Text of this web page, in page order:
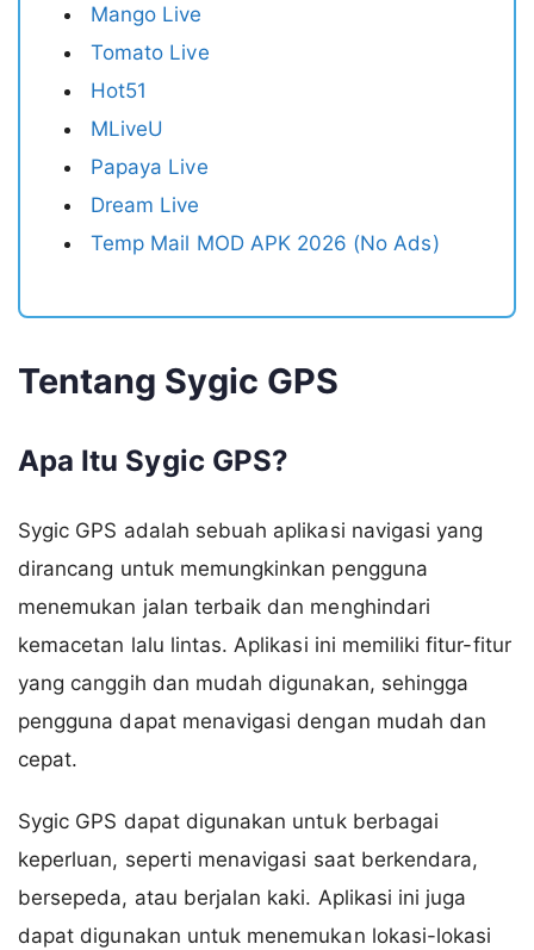
Mango Live
Tomato Live
Hot51
MLiveU
Papaya Live
Dream Live
Temp Mail MOD APK 2026 (No Ads)
Tentang Sygic GPS
Apa Itu Sygic GPS?
Sygic GPS adalah sebuah aplikasi navigasi yang
dirancang untuk memungkinkan pengguna
menemukan jalan terbaik dan menghindari
kemacetan lalu lintas. Aplikasi ini memiliki fitur-fitur
yang canggih dan mudah digunakan, sehingga
pengguna dapat menavigasi dengan mudah dan
cepat.
Sygic GPS dapat digunakan untuk berbagai
keperluan, seperti menavigasi saat berkendara,
bersepeda, atau berjalan kaki. Aplikasi ini juga
dapat digunakan untuk menemukan lokasi-lokasi